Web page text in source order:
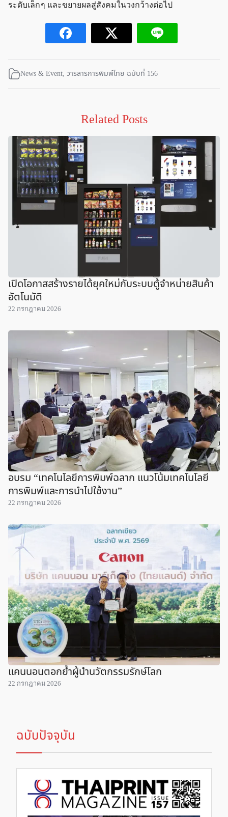
ระดับเล็ก ๆ และขยายผลสู่สังคมในวงกว้างต่อไป
News & Event, วารสารการพิมพ์ไทย ฉบับที่ 156
Related Posts
เปิดโอกาสสร้างรายได้ยุคใหม่กับระบบตู้จำหน่ายสินค้า
อัตโนมัติ
22 กรกฎาคม 2026
อบรม “เทคโนโลยีการพิมพ์ฉลาก แนวโน้มเทคโนโลยี
การพิมพ์และการนำไปใช้งาน”
22 กรกฎาคม 2026
แคนนอนตอกย้ำผู้นำนวัตกรรมรักษ์โลก
22 กรกฎาคม 2026
ฉบับปัจจุบัน